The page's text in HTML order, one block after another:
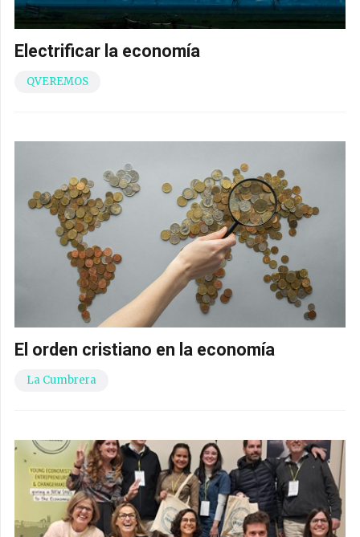
Electrificar la economía
QVEREMOS
El orden cristiano en la economía
La Cumbrera